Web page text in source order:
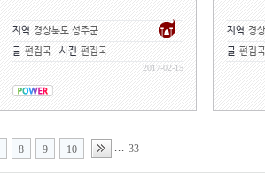
“아빠, 아빠도 엄마한테 저렇게 좀 잘 해 봐. 맨날 싸
내가 아내에게 나쁜 남편이라고 생각하면 그것도
지만큼 잘 하기가 정말 힘들 뿐이다.
현정이가 아주 어렸을 때, 나와 크게 싸운 아내가 짐
집 앞 대폿집으로 끌고 가셨다.
“이 녀석아. 사랑은 아무나 하는 줄 알어? 내가 그
지역 경상북도 성주군
글 편집국 사진 편집국
2017-02-15
지역 경
글 편집
8 9 10 ... 33